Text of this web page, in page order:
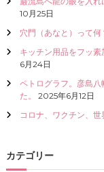
10月25日
穴門（あなと）って
キッチン用品をフッ素
6月24日
ペトログラフ。彦島
た。
2025年6月12日
コロナ、ワクチン、世
カテゴリー